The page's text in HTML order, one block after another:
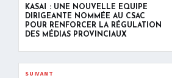
KASAÏ : UNE NOUVELLE ÉQUIPE
DIRIGEANTE NOMMÉE AU CSAC
POUR RENFORCER LA RÉGULATION
DES MÉDIAS PROVINCIAUX
SUIVANT